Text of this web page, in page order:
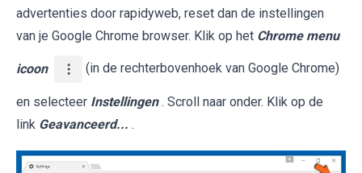
advertenties door rapidyweb, reset dan de instellingen
van je Google Chrome browser. Klik op het Chrome menu
icoon (in de rechterbovenhoek van Google Chrome)
en selecteer Instellingen . Scroll naar onder. Klik op de
link Geavanceerd... .